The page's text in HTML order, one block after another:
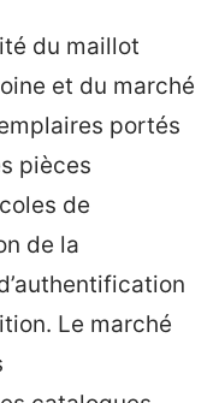
du maillot
et du marché
portés
pièces
de
de la
Le marché